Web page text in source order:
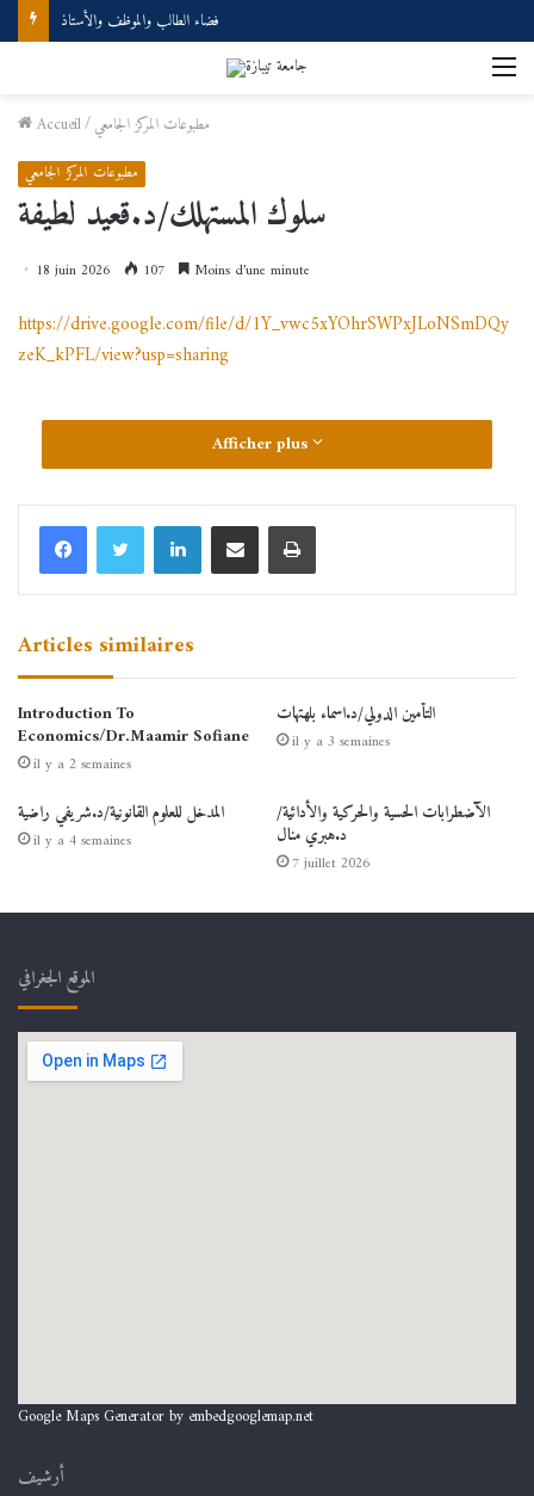
فضاء الطالب والموظف والأستاذ
Accueil/مطبوعات المركز الجامعي
مطبوعات المركز الجامعي
سلوك المستهلك/د.قعيد لطيفة
18 juin 2026 107 Moins d’une minute
https://drive.google.com/file/d/1Y_vwc5xYOhrSWPxJLoNSmDQy
zeK_kPFL/view?usp=sharing
Afficher plus
Linkedin Partager par email Imprimer
Articles similaires
Introduction To
Economics/Dr.Maamir Sofiane
il y a 2 semaines
التأمين الدولي/د.اسماء بلهتهات
il y a 3 semaines
المدخل للعلوم القانونية/د.شريفي راضية
il y a 4 semaines
الآضطرابات الحسية والحركية والأدائية/
د.هبري منال
7 juillet 2026
الموقع الجغرافي
Google Maps Generator by embedgooglemap.net
أرشيف